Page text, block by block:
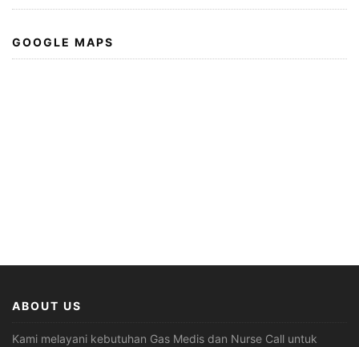
GOOGLE MAPS
ABOUT US
Kami melayani kebutuhan Gas Medis dan Nurse Call untuk